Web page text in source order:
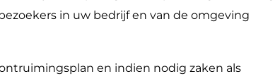
in uw bedrijf en van de omgeving
en indien nodig zaken als